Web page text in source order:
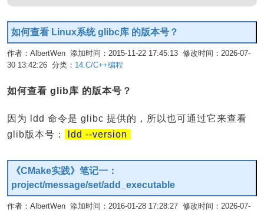
如何查看 Linux系统 glibc库 的版本号？
作者：AlbertWen 添加时间：2015-11-22 17:45:13 修改时间：2026-07-
30 13:42:26 分类： 14.C/C++编程
如何查看 glib库 的版本号？
因为 ldd 命令是 glibc 提供的，所以也可通过它来查看
glib版本号：
ldd --version
《CMake实践》笔记一：
project/message/set/add_executable
作者：AlbertWen 添加时间：2016-01-28 17:28:27 修改时间：2026-07-